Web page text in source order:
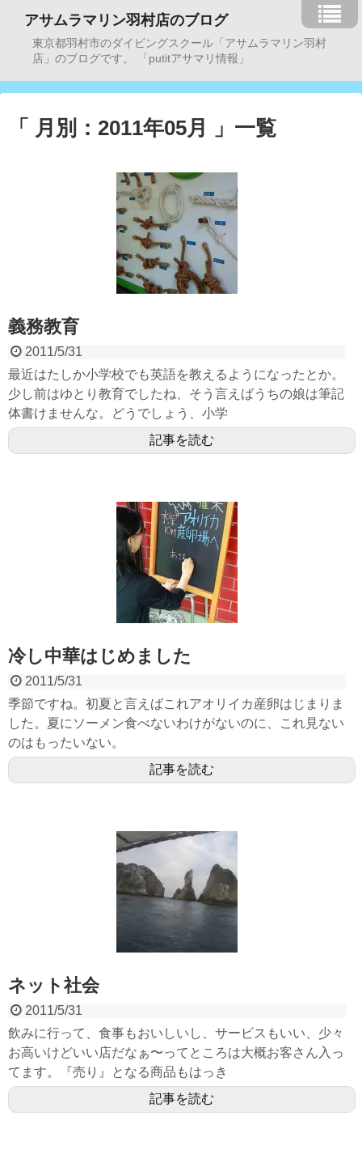
アサムラマリン羽村店のブログ
東京都羽村市のダイビングスクール「アサムラマリン羽村
店」のブログです。 「putitアサマリ情報」
「 月別：2011年05月 」一覧
義務教育
2011/5/31
最近はたしか小学校でも英語を教えるようになったとか。
少し前はゆとり教育でしたね、そう言えばうちの娘は筆記
体書けませんな。どうでしょう、小学
記事を読む
冷し中華はじめました
2011/5/31
季節ですね。初夏と言えばこれアオリイカ産卵はじまりま
した。夏にソーメン食べないわけがないのに、これ見ない
のはもったいない。
記事を読む
ネット社会
2011/5/31
飲みに行って、食事もおいしいし、サービスもいい、少々
お高いけどいい店だなぁ〜ってところは大概お客さん入っ
てます。『売り』となる商品もはっき
記事を読む